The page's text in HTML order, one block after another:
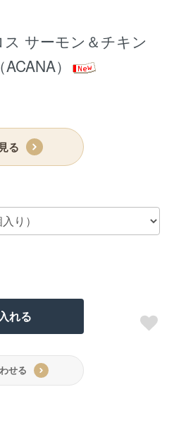
サーモン＆チキン
）
る
れる
せる